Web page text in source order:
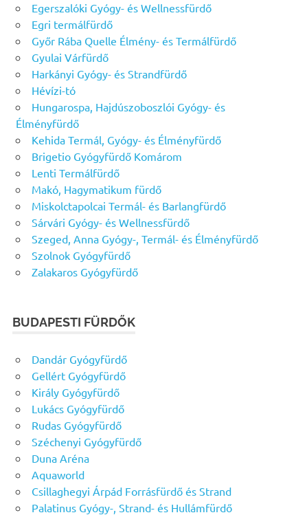
Egerszalóki Gyógy- és Wellnessfürdő
Egri termálfürdő
Győr Rába Quelle Élmény- és Termálfürdő
Gyulai Várfürdő
Harkányi Gyógy- és Strandfürdő
Hévízi-tó
Hungarospa, Hajdúszoboszlói Gyógy- és
Élményfürdő
Kehida Termál, Gyógy- és Élményfürdő
Brigetio Gyógyfürdő Komárom
Lenti Termálfürdő
Makó, Hagymatikum fürdő
Miskolctapolcai Termál- és Barlangfürdő
Sárvári Gyógy- és Wellnessfürdő
Szeged, Anna Gyógy-, Termál- és Élményfürdő
Szolnok Gyógyfürdő
Zalakaros Gyógyfürdő
BUDAPESTI FÜRDŐK
Dandár Gyógyfürdő
Gellért Gyógyfürdő
Király Gyógyfürdő
Lukács Gyógyfürdő
Rudas Gyógyfürdő
Széchenyi Gyógyfürdő
Duna Aréna
Aquaworld
Csillaghegyi Árpád Forrásfürdő és Strand
Palatinus Gyógy-, Strand- és Hullámfürdő